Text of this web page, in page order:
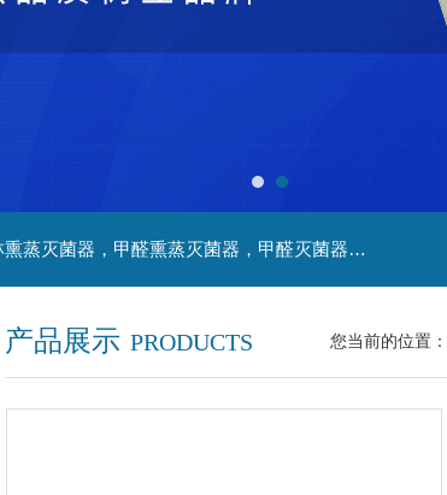
主营产品：净化工程，生物安全实验室，福尔马林熏蒸灭菌器，甲醛熏蒸灭菌器，甲醛灭菌器，灭菌器，不锈钢家具，不锈钢防爆酒精灯，污水处理系统，无火焰高温灭菌器，净化工程，百级恒温实验室，洁净工程，
产品展示 PRODUCTS 您当前的位置：